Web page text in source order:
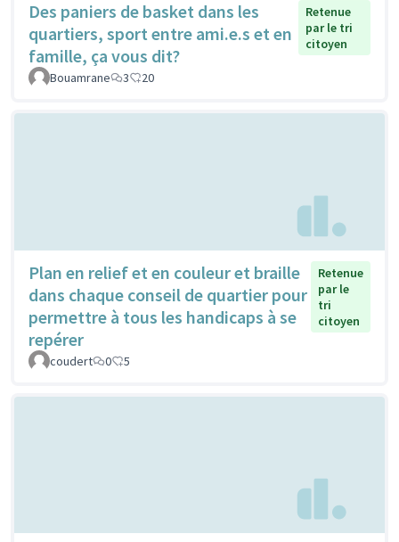
Des paniers de basket dans les
quartiers, sport entre ami.e.s et en
famille, ça vous dit?
Retenue
par le tri
citoyen
Bouamrane 3 20
Plan en relief et en couleur et braille
dans chaque conseil de quartier pour
permettre à tous les handicaps à se
repérer
Retenue
par le
tri
citoyen
coudert 0 5